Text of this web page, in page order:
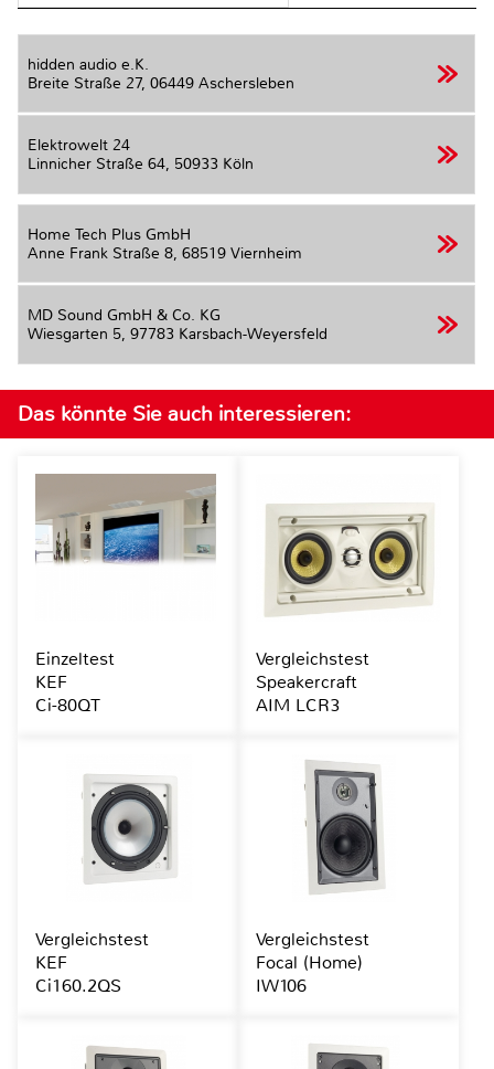
hidden audio e.K.
Breite Straße 27, 06449 Aschersleben
Elektrowelt 24
Linnicher Straße 64, 50933 Köln
Home Tech Plus GmbH
Anne Frank Straße 8, 68519 Viernheim
MD Sound GmbH & Co. KG
Wiesgarten 5, 97783 Karsbach-Weyersfeld
Das könnte Sie auch interessieren:
Einzeltest
KEF
Ci-80QT
Vergleichstest
Speakercraft
AIM LCR3
Vergleichstest
KEF
Ci160.2QS
Vergleichstest
Focal (Home)
IW106